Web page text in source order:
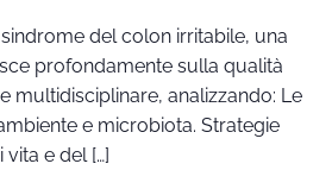
del colon irritabile, una
profondamente sulla qualità
multidisciplinare, analizzando: Le
e microbiota. Strategie
e del […]